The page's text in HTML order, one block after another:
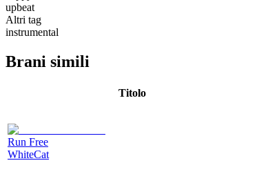
upbeat
Altri tag
instrumental
Brani simili
Titolo
Run Free
WhiteCat